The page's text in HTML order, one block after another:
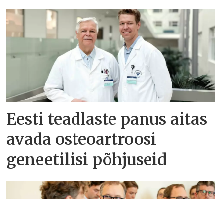
Eesti teadlaste panus aitas
avada osteoartroosi
geneetilisi põhjuseid